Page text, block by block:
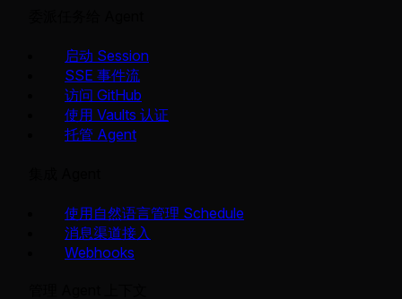
启动 Session
SSE 事件流
访问 GitHub
使用 Vaults 认证
托管 Agent
使用自然语言管理 Schedule
消息渠道接入
Webhooks